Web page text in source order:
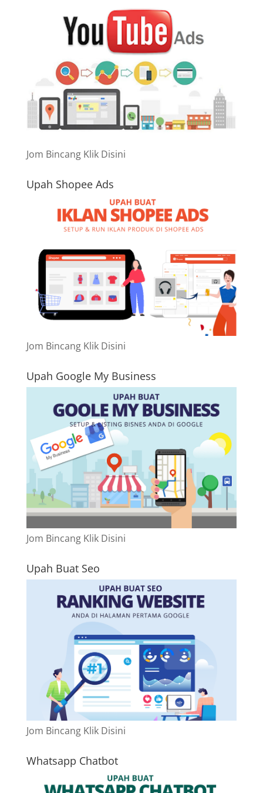
Jom Bincang Klik Disini
Upah Shopee Ads
Jom Bincang Klik Disini
Upah Google My Business
Jom Bincang Klik Disini
Upah Buat Seo
Jom Bincang Klik Disini
Whatsapp Chatbot